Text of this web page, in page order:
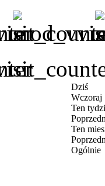
Dziś
Wczoraj
Ten
Ten
Ogólnie